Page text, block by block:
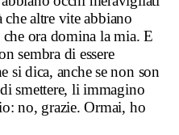
altre vite abbiano
ora domina la mia. E
sembra di essere
si dica, anche se non son
smettere, li immagino
no, grazie. Ormai, ho